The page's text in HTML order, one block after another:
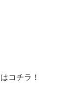
コチラ！